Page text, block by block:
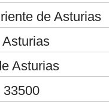
de Asturias
Asturias
33500